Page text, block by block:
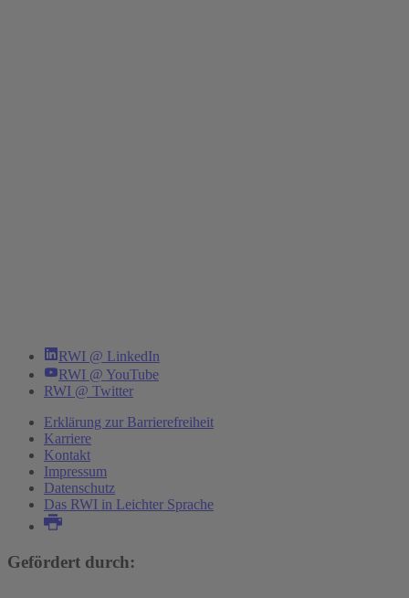
RWI @ LinkedIn
RWI @ YouTube
RWI @ Twitter
Erklärung zur Barrierefreiheit
Karriere
Kontakt
Impressum
Datenschutz
Das RWI in Leichter Sprache
Gefördert durch: